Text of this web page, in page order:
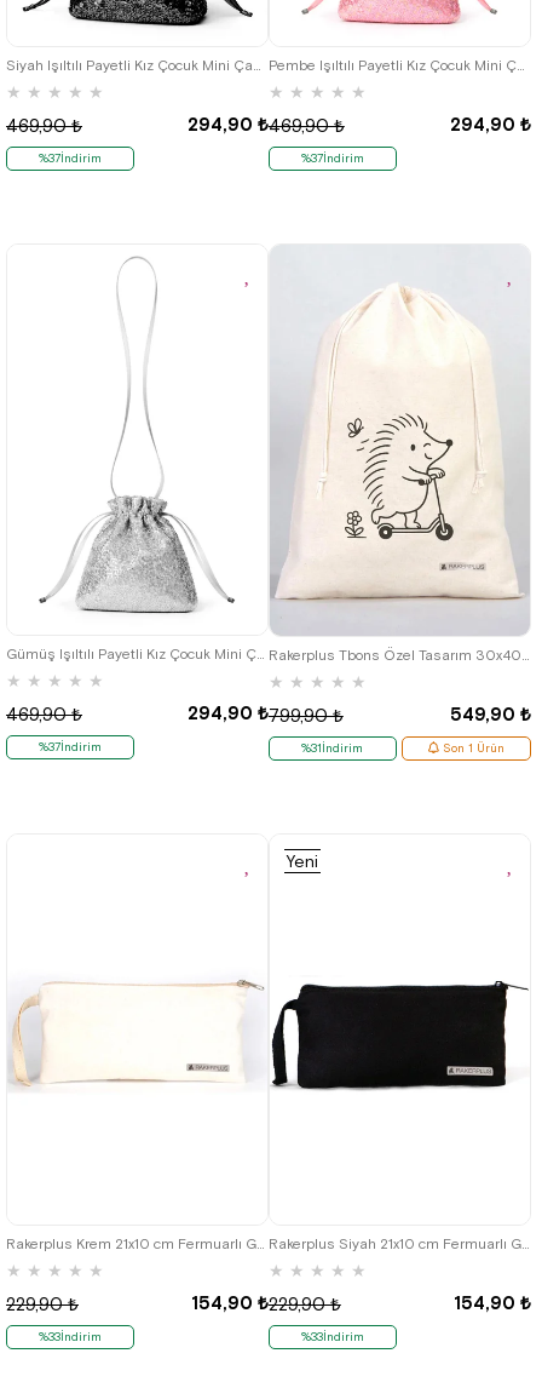
★ ★ ★ ★ ★
294,90 ₺
469,90 ₺
%37İndirim
★ ★ ★ ★ ★
294,90 ₺
469,90 ₺
%37İndirim
★ ★ ★ ★ ★
294,90 ₺
469,90 ₺
%37İndirim
Rakerplus Tbons Özel Tasarım 30x40 cm Ham Bez Büzgülü Ayakkabı Torbası
★ ★ ★ ★ ★
549,90 ₺
799,90 ₺
%31İndirim Son 1 Ürün
Rakerplus Krem 21x10 cm Fermuarlı Gabardin Kumaş Kalemlik
★ ★ ★ ★ ★
154,90 ₺
229,90 ₺
%33İndirim
Rakerplus Siyah 21x10 cm Fermuarlı Gabardin Kumaş Kalemlik
★ ★ ★ ★ ★
154,90 ₺
229,90 ₺
%33İndirim
Yeni